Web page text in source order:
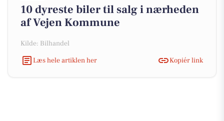
10 dyreste biler til salg i nærheden
af Vejen Kommune
Kilde: Bilhandel
Læs hele artiklen her
Kopiér link